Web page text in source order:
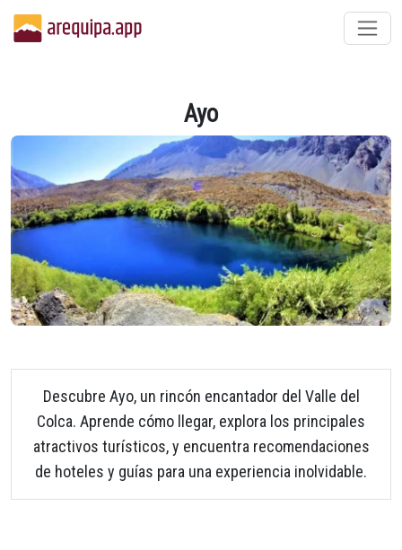
Ayo
Descubre Ayo, un rincón encantador del Valle del
Colca. Aprende cómo llegar, explora los principales
atractivos turísticos, y encuentra recomendaciones
de hoteles y guías para una experiencia inolvidable.